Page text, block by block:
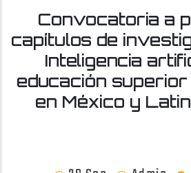
Convocatoria a
capítulos de
Inteligencia
educación
en México y